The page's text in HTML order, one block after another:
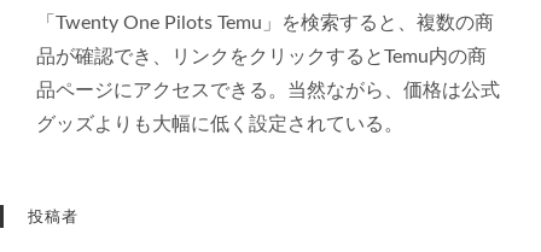
「Twenty One Pilots Temu」を検索すると、複数の商
品が確認でき、
リンクをクリックするとTemu内の商
品ページにアクセスできる 。当然ながら、 価格は公式
グッズよりも大幅に低く設定されている。
投稿者